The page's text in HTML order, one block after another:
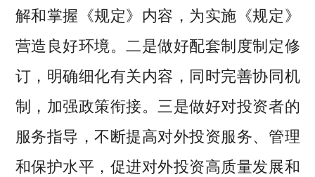
解和掌握《规定》内容，为实施《规定》
营造良好环境。二是做好配套制度制定修
订，明确细化有关内容，同时完善协同机
制，加强政策衔接。三是做好对投资者的
服务指导，不断提高对外投资服务、管理
和保护水平，促进对外投资高质量发展和